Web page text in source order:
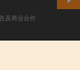
及商业合作